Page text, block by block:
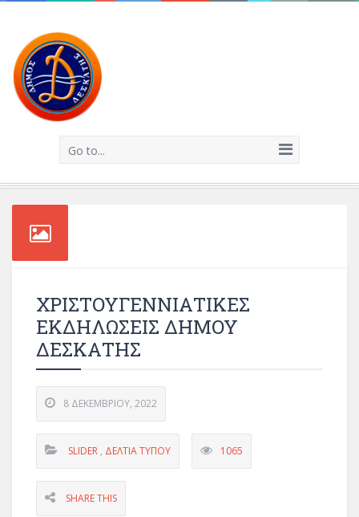
Go to...
ΧΡΙΣΤΟΥΓΕΝΝΙΑΤΙΚΕΣ
ΕΚΔΗΛΩΣΕΙΣ ΔΗΜΟΥ
ΔΕΣΚΑΤΗΣ
8 ΔΕΚΕΜΒΡΊΟΥ, 2022
SLIDER , ΔΕΛΤΊΑ ΤΎΠΟΥ 1065
SHARE THIS